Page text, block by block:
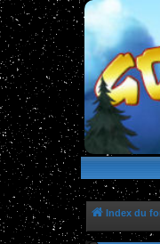
le site de la Lune
Index du